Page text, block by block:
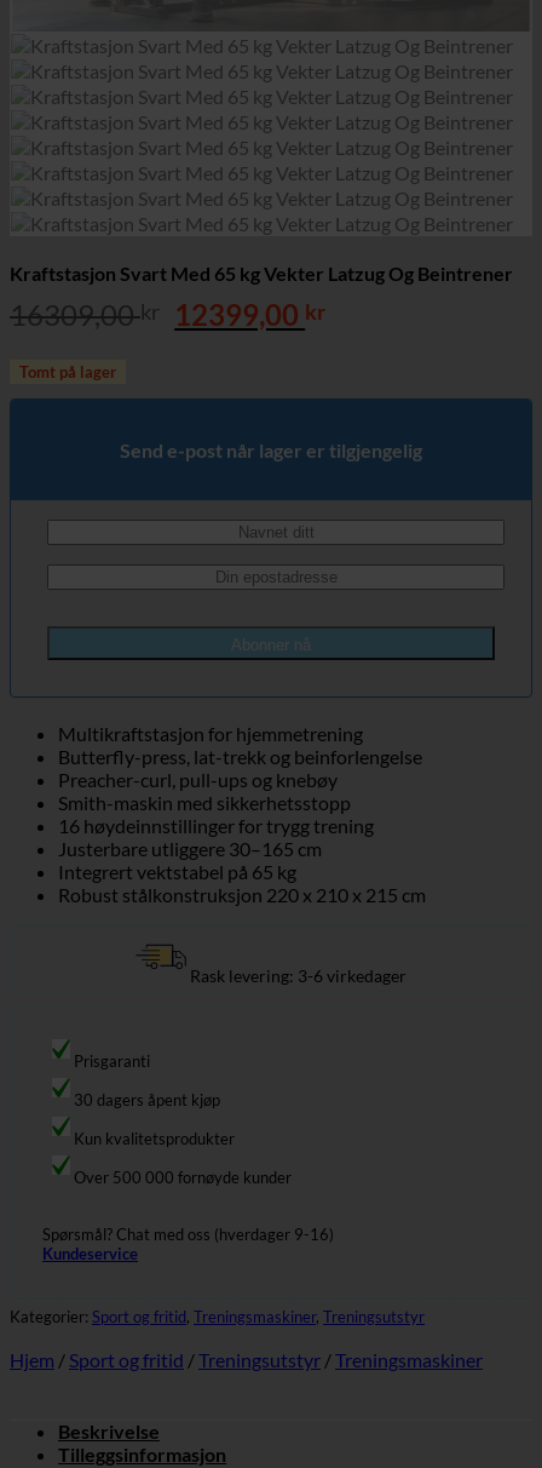
Kraftstasjon Svart Med 65 kg Vekter Latzug Og Beintrener
16309,00kr
Opprinnelig
pris
16309,00 kr.
12399,00 krNåværende
12399,00 kr.
Tomt på lager
Send e-post når lager er tilgjengelig
Abonner nå
Multikraftstasjon for hjemmetrening
Butterfly-press, lat-trekk og beinforlengelse
Preacher-curl, pull-ups og knebøy
Smith-maskin med sikkerhetsstopp
16 høydeinnstillinger for trygg trening
Justerbare utliggere 30–165 cm
Integrert vektstabel på 65 kg
Robust stålkonstruksjon 220 x 210 x 215 cm
Rask levering: 3-6 virkedager
Prisgaranti
30 dagers åpent kjøp
Kun kvalitetsprodukter
Over 500 000 fornøyde kunder
Spørsmål? Chat med oss (hverdager 9-16)
Kundeservice
Kategorier: Sport og fritid, Treningsmaskiner, Treningsutstyr
Hjem / Sport og fritid /Treningsutstyr /Treningsmaskiner
Beskrivelse
Tilleggsinformasjon